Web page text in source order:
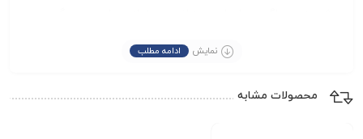
نمایش ادامه مطلب
محصولات مشابه